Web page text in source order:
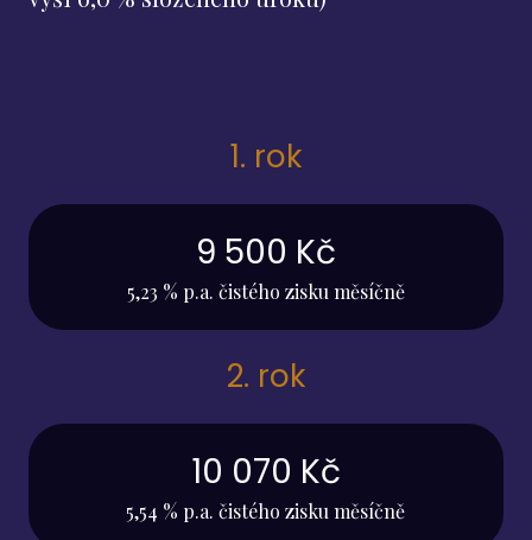
1. rok
9 500 Kč
5,23 % p.a. čistého zisku měsíčně
2. rok
10 070 Kč
5,54 % p.a. čistého zisku měsíčně